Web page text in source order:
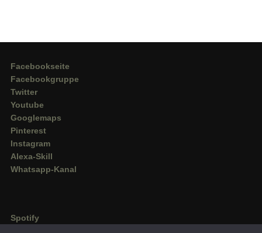
Facebookseite
Facebookgruppe
Twitter
Youtube
Googlemaps
Pinterest
Instagram
Alexa-Skill
Whatsapp-Kanal
Spotify